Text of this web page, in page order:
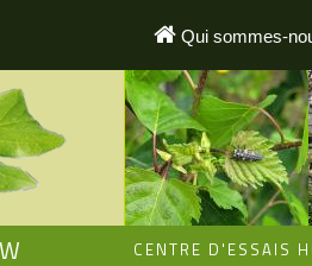
Qui sommes-
CENTRE D'ESSAIS